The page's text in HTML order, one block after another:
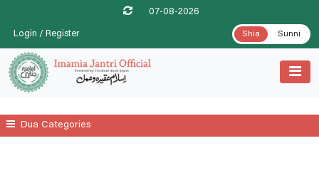
07-08-2026
Login / Register Shia Sunni
Dua Categories